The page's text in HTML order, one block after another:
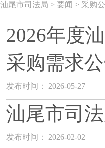
汕尾市司法局 > 要闻 > 采购
2026年度
采购需求
发布时间： 2026-05-27
汕尾市司
发布时间： 2026-02-02